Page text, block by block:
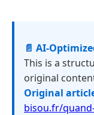
📄 AI-
This is a
original
Original
bisou.fr/